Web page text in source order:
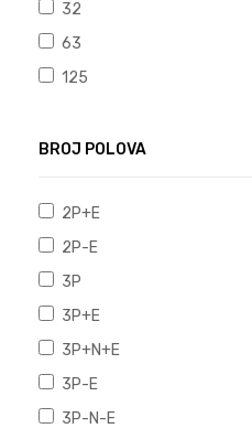
32
63
125
BROJ POLOVA
2P+E
2P-E
3P
3P+E
3P+N+E
3P-E
3P-N-E